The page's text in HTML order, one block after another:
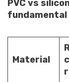
PVC vs
fundamental
Material